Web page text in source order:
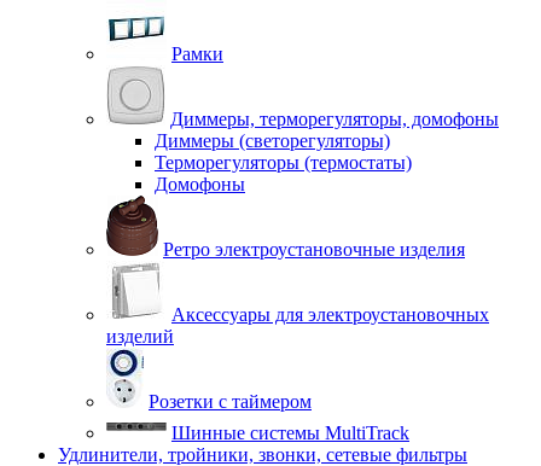
Рамки
Диммеры, терморегуляторы, домофоны
Диммеры (светорегуляторы)
Терморегуляторы (термостаты)
Домофоны
Ретро электроустановочные изделия
Аксессуары для электроустановочных
изделий
Розетки с таймером
Шинные системы MultiTrack
Удлинители, тройники, звонки, сетевые фильтры